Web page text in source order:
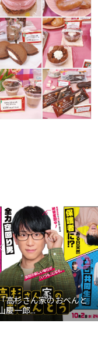
高杉さん家のおべんと
慶一郎...